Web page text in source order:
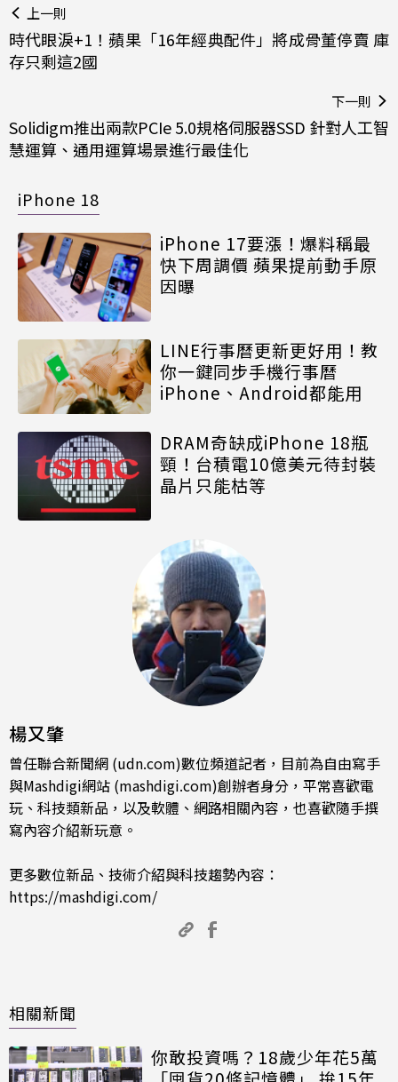
上一則
時代眼淚+1！蘋果「16年經典配件」將成骨董停賣 庫
存只剩這2國
下一則
Solidigm推出兩款PCIe 5.0規格伺服器SSD 針對人工智
慧運算、通用運算場景進行最佳化
iPhone 18
iPhone 17要漲！爆料稱最
快下周調價 蘋果提前動手原
因曝
LINE行事曆更新更好用！教
你一鍵同步手機行事曆
iPhone、Android都能用
DRAM奇缺成iPhone 18瓶
頸！台積電10億美元待封裝
晶片只能枯等
楊又肇
曾任聯合新聞網 (udn.com)數位頻道記者，目前為自由寫手
與Mashdigi網站 (mashdigi.com)創辦者身分，平常喜歡電
玩、科技類新品，以及軟體、網路相關內容，也喜歡隨手撰
寫內容介紹新玩意。
更多數位新品、技術介紹與科技趨勢內容：
https://mashdigi.com/
相關新聞
你敢投資嗎？18歲少年花5萬